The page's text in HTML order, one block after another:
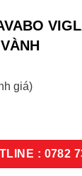
giá)
: 0782